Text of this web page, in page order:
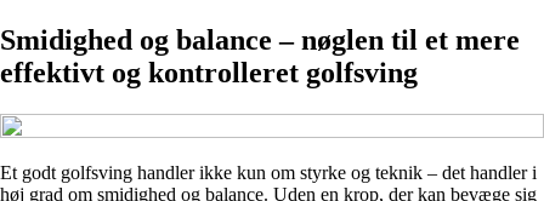
Smidighed og balance – nøglen til et mere
effektivt og kontrolleret golfsving
Et godt golfsving handler ikke kun om styrke og teknik – det handler i
høj grad om smidighed og balance. Uden en krop, der kan bevæge sig